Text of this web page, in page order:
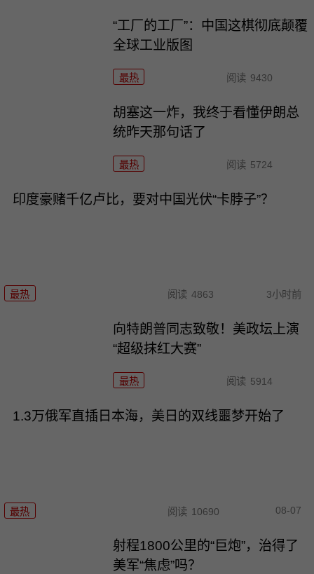
“工厂的工厂”：中国这棋彻底颠覆
全球工业版图
最热 阅读 9430
胡塞这一炸，我终于看懂伊朗总
统昨天那句话了
最热 阅读 5724
印度豪赌千亿卢比，要对中国光伏“卡脖子”？
最热 阅读 4863 3小时前
向特朗普同志致敬！美政坛上演
“超级抹红大赛”
最热 阅读 5914
1.3万俄军直插日本海，美日的双线噩梦开始了
最热 阅读 10690 08-07
射程1800公里的“巨炮”，治得了
美军“焦虑”吗？